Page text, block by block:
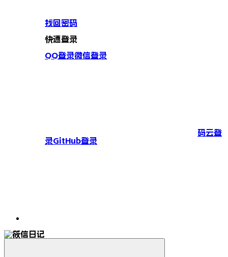
找回密码
快速登录
QQ登录微信登录
码云登
录GitHub登录